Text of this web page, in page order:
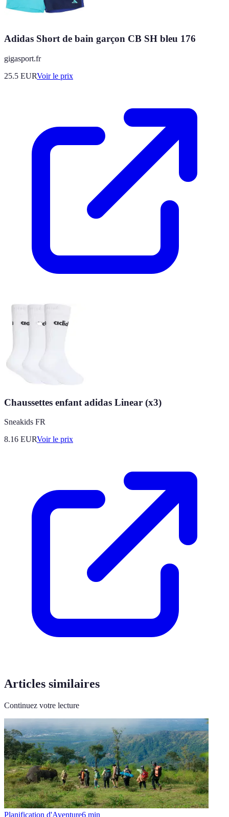
Adidas Short de bain garçon CB SH bleu 176
gigasport.fr
25.5 EURVoir le prix
Chaussettes enfant adidas Linear (x3)
Sneakids FR
8.16 EURVoir le prix
Articles similaires
Continuez votre lecture
Planification d'Aventure6 min